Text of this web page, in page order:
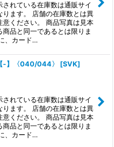
されている在庫数は通販サイ
ります。 店舗の在庫数とは異
意ください。 商品写真は見本
品と同一であるとは限りま
、カード…
-】〈040/044〉 [SVK]
されている在庫数は通販サイ
ります。 店舗の在庫数とは異
意ください。 商品写真は見本
品と同一であるとは限りま
、カード…